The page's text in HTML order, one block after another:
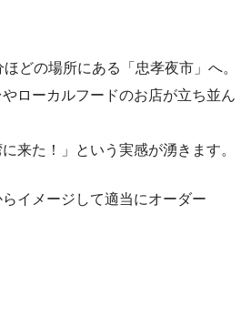
どの場所にある「忠孝夜市」へ。
ローカルフードのお店が立ち並ん
来た！」という実感が湧きます。
イメージして適当にオーダー